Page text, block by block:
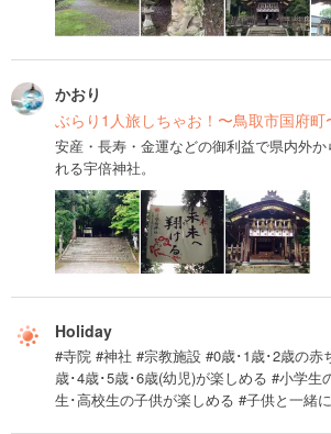
かおり
ぶらり1人旅しちゃお！〜鳥取市国府町
安産・長寿・金運などの御利益で県内外
れる宇倍神社。
Holiday
#寺院 #神社 #宗教施設 #0歳･1歳･2歳の赤
歳･4歳･5歳･6歳(幼児)が楽しめる #小学生
生･高校生の子供が楽しめる #子供と一緒